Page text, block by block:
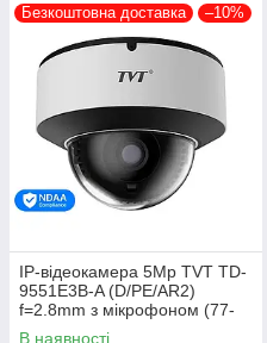
Безкоштовна доставка –10%
IP-відеокамера 5Mp TVT TD-
9551E3B-A (D/PE/AR2)
f=2.8mm з мікрофоном (77-
00341)
В наявності